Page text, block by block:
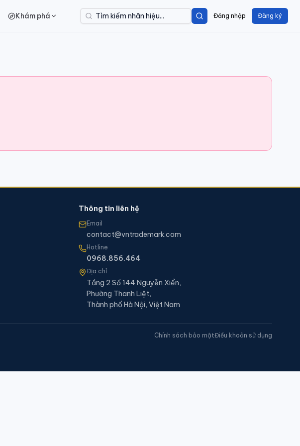
Khám phá Đăng nhập Đăng ký
Thông tin liên hệ
Email
contact@vntrademark.com
Hotline
0968.856.464
Địa chỉ
Tầng 2 Số 144 Nguyễn Xiển,
Phường Thanh Liệt,
Thành phố Hà Nội, Việt Nam
Chính sách bảo mậtĐiều khoản sử dụng